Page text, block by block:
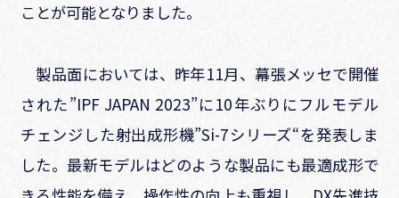
ことが可能となりました。
製品面においては、昨年11月、幕張メッセで開催
された”IPF JAPAN 2023”に10年ぶりにフルモデル
チェンジした射出成形機”Si-7シリーズ“を発表しま
した。最新モデルはどのような製品にも最適成形で